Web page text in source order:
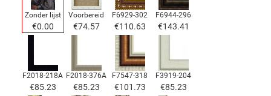
Zonder lijst
€0.00
Voorbereid
€74.57
F6929-302
€110.63
F6944-296
€143.41
F2018-218A
€85.23
F2018-376A
€85.23
F7547-318
€101.73
F3919-204
€85.23